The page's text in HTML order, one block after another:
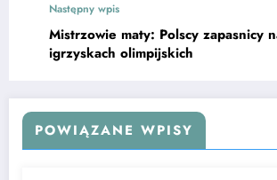
Następny wpis
Mistrzowie maty: Polscy zapasnicy
igrzyskach olimpijskich
POWIĄZANE WPISY